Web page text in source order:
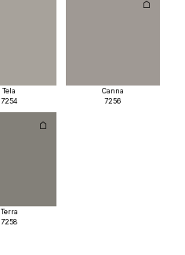
Tela
7254
Canna
7256
Terra
7258